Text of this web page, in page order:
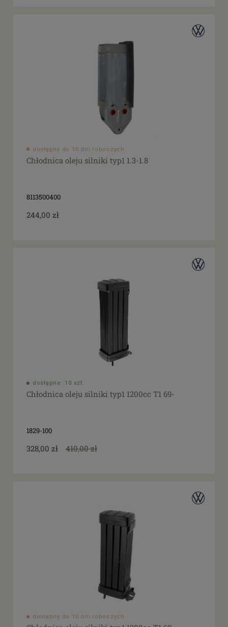
dostępny do 10 dni roboczych
Chłodnica oleju silniki typ1 1.3-1.8
8113500400
244,00 zł
dostępne: 10 szt.
Chłodnica oleju silniki typ1 1200cc T1 69-
1829-100
328,00 zł 410,00 zł
dostępny do 10 dni roboczych